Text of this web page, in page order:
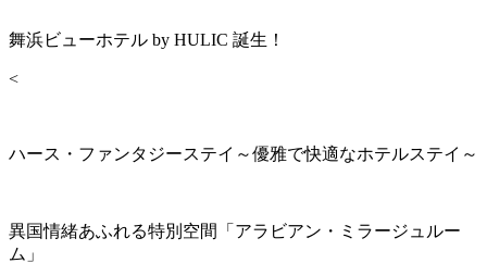
舞浜ビューホテル by HULIC 誕生！
<
ハース・ファンタジーステイ～優雅で快適なホテルステイ～
異国情緒あふれる特別空間「アラビアン・ミラージュルー
ム」